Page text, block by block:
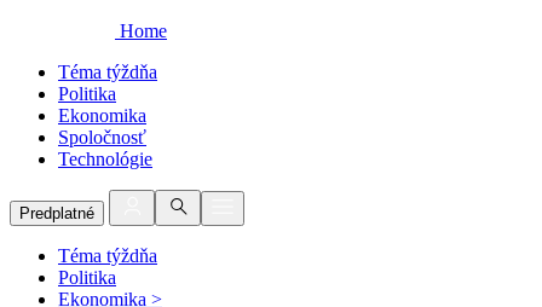
Home
Téma týždňa
Politika
Ekonomika
Spoločnosť
Technológie
Predplatné
Téma týždňa
Politika
Ekonomika >